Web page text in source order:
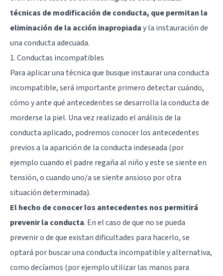
técnicas de modificación de conducta, que permitan la
eliminación de la acción inapropiaday la instauración de
una conducta adecuada.
1. Conductas incompatibles
Para aplicar una técnica que busque instaurar una conducta
incompatible, será importante primero detectar cuándo,
cómo y ante qué antecedentes se desarrolla la conducta de
morderse la piel. Una vez realizado el análisis de la
conducta aplicado, podremos conocer los antecedentes
previos a la aparición de la conducta indeseada (por
ejemplo cuando el padre regaña al niño y este se siente en
tensión, o cuando uno/a se siente ansioso por otra
situación determinada).
El hecho de conocer los antecedentes nos permitirá
prevenir la conducta. En el caso de que no se pueda
prevenir o de que existan dificultades para hacerlo, se
optará por buscar una conducta incompatible y alternativa,
como decíamos (por ejemplo utilizar las manos para